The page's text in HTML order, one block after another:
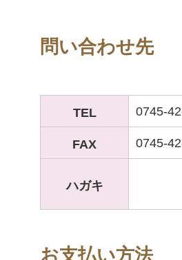
問い合わせ先
TEL 0745-
FAX 0745-
ハガキ
お支払い方法